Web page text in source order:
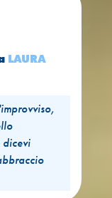
LAURA
dicevi